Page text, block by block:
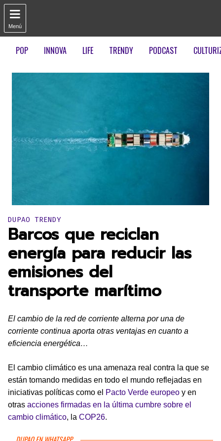

Menú
POP INNOVA LIFE TRENDY PODCAST
Publicado en:
DUPAO TRENDY
Barcos que reciclan
energía para reducir las
emisiones del
transporte marítimo
El cambio de la red de corriente alterna por una de
corriente continua aporta otras ventajas en cuanto a
eficiencia energética…
El cambio climático es una amenaza real contra la que se
están tomando medidas en todo el mundo reflejadas en
iniciativas políticas como el Pacto Verde europeo y en
otras acciones firmadas en la última cumbre sobre el
cambio climático, la COP26.